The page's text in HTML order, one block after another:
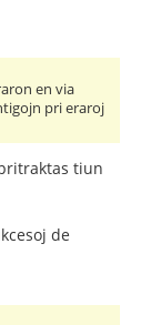
en via
pri eraroj
tiun
de